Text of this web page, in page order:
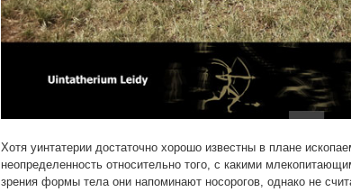
Хотя уинтатерии достаточно хорошо известны в плане
неопределенность относительно того, с какими
зрения формы тела они напоминают носорогов, однако не